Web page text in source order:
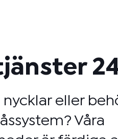
eller
Våra